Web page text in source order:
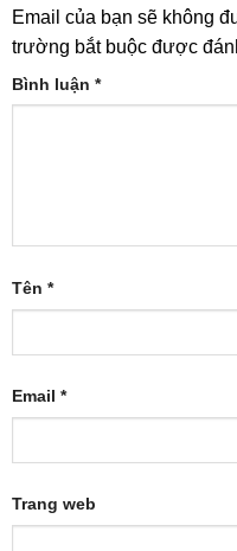
Email của bạn sẽ không
trường bắt buộc được
Bình luận *
Tên *
Email *
Trang web